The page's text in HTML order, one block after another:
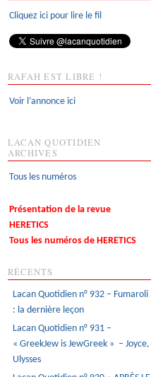
Cliquez ici pour lire le fil
RAFAH EST LIBRE !
Voir l’annonce ici
LACAN QUOTIDIEN
ARCHIVES
Tous les numéros
Présentation de la revue
HERETICS
Tous les numéros de HERETICS
RÉCENTS
Lacan Quotidien n° 932 – Fumaroli
: la dernière leçon
Lacan Quotidien n° 931 –
« GreekJew is JewGreek » – Joyce,
Ulysses